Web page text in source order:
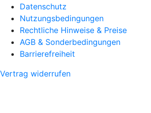
Datenschutz
Nutzungsbedingungen
Rechtliche Hinweise & Preise
AGB & Sonderbedingungen
Barrierefreiheit
Vertrag widerrufen